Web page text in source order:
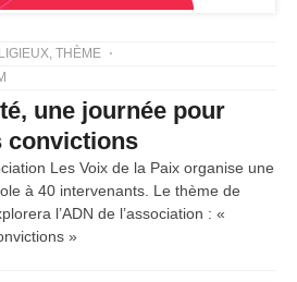
, THÈME
une journée pour
convictions
Les Voix de la Paix organise une
à 40 intervenants. Le thème de
l’ADN de l’association : «
»